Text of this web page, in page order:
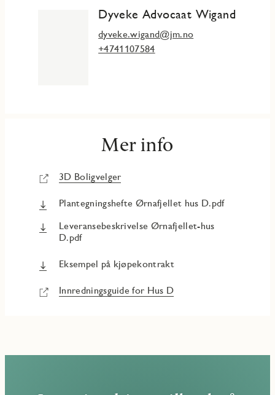
Dyveke Advocaat Wigand
dyveke.wigand@jm.no
+4741107584
Mer info
3D Boligvelger
Plantegningshefte Ørnafjellet hus D.pdf
Leveransebeskrivelse Ørnafjellet-hus
D.pdf
Eksempel på kjøpekontrakt
Innredningsguide for Hus D